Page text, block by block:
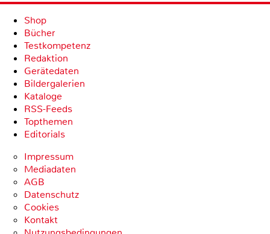
Shop
Bücher
Testkompetenz
Redaktion
Gerätedaten
Bildergalerien
Kataloge
RSS-Feeds
Topthemen
Editorials
Impressum
Mediadaten
AGB
Datenschutz
Cookies
Kontakt